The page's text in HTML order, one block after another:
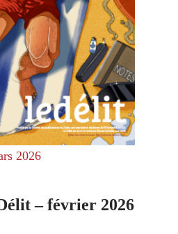
2026
– février 2026